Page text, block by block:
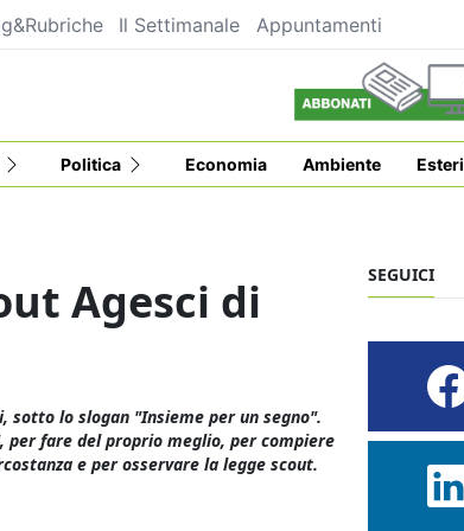
Il Settimanale Appuntamenti
Politica Economia Ambiente Esteri
Agesci di
sotto lo slogan "Insieme per un segno".
fare del proprio meglio, per compiere
e per osservare la legge scout.
SEGUICI